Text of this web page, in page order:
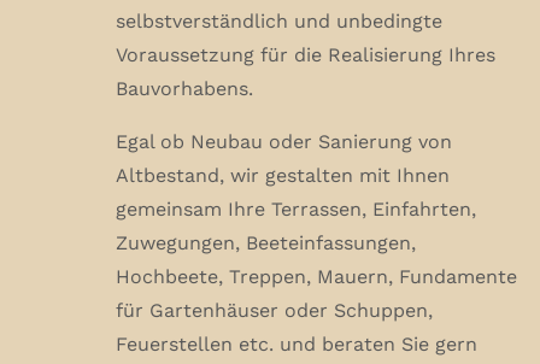
selbstverständlich und unbedingte
Voraussetzung für die Realisierung Ihres
Bauvorhabens.
Egal ob Neubau oder Sanierung von
Altbestand, wir gestalten mit Ihnen
gemeinsam Ihre Terrassen, Einfahrten,
Zuwegungen, Beeteinfassungen,
Hochbeete, Treppen, Mauern, Fundamente
für Gartenhäuser oder Schuppen,
Feuerstellen etc. und beraten Sie gern